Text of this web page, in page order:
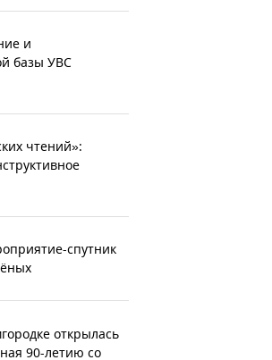
и
базы УВС
чтений»:
спутник
открылась
90-летию со